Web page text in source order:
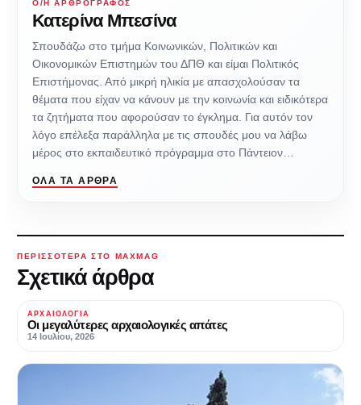
Ο/Η ΑΡΘΡΟΓΡΆΦΟΣ
Κατερίνα Μπεσίνα
Σπουδάζω στο τμήμα Κοινωνικών, Πολιτικών και
Οικονομικών Επιστημών του ΔΠΘ και είμαι Πολιτικός
Επιστήμονας. Από μικρή ηλικία με απασχολούσαν τα
θέματα που είχαν να κάνουν με την κοινωνία και ειδικότερα
τα ζητήματα που αφορούσαν το έγκλημα. Για αυτόν τον
λόγο επέλεξα παράλληλα με τις σπουδές μου να λάβω
μέρος στο εκπαιδευτικό πρόγραμμα στο Πάντειον…
ΌΛΑ ΤΑ ΆΡΘΡΑ
ΠΕΡΙΣΣΌΤΕΡΑ ΣΤΟ MAXMAG
Σχετικά άρθρα
ΑΡΧΑΙΟΛΟΓΊΑ
Οι μεγαλύτερες αρχαιολογικές απάτες
14 Ιουλίου, 2026